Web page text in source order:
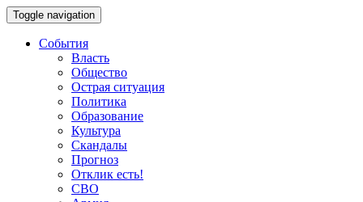
Toggle navigation
События
Власть
Общество
Острая ситуация
Политика
Образование
Культура
Скандалы
Прогноз
Отклик есть!
СВО